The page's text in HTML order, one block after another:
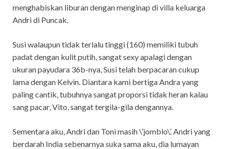
menghabiskan liburan dengan menginap di villa keluarga
Andri di Puncak.
Susi walaupun tidak terlalu tinggi (160) memiliki tubuh
padat dengan kulit putih, sangat sexy apalagi dengan
ukuran payudara 36b-nya, Susi telah berpacaran cukup
lama dengan Kelvin. Diantara kami bertiga Andra yang
paling cantik, tubuhnya sangat proporsi tidak heran kalau
sang pacar, Vito, sangat tergila-gila dengannya.
Sementara aku, Andri dan Toni masih \’jomblo\’. Andri yang
berdarah India sebenarnya suka sama aku, dia lumayan